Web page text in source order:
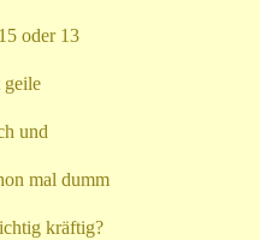
oder 13
geile
und
mal dumm
kräftig?